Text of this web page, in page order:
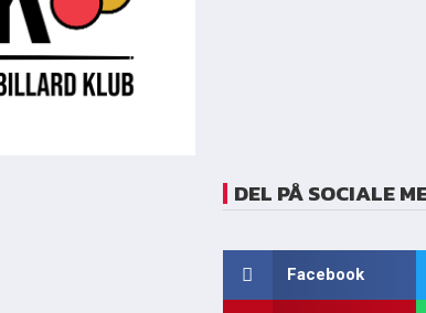
DEL PÅ SOCIALE
Facebook